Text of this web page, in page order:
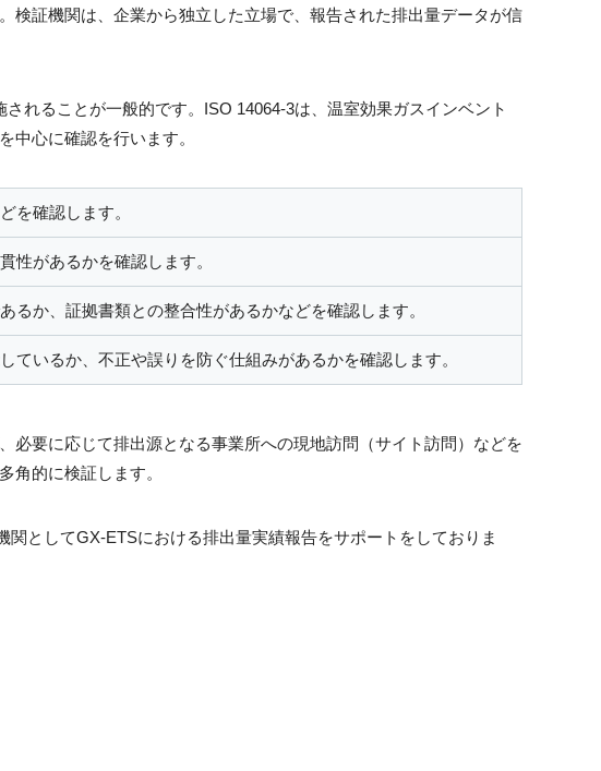
証機関は、企業から独立した立場で、報告された排出量データが信
れることが一般的です。ISO 14064-3は、温室効果ガスインベント
中心に確認を行います。
を確認します。
性があるかを確認します。
か、証拠書類との整合性があるかなどを確認します。
いるか、不正や誤りを防ぐ仕組みがあるかを確認します。
要に応じて排出源となる事業所への現地訪問（サイト訪問）などを
角的に検証します。
関としてGX-ETSにおける排出量実績報告をサポートをしておりま